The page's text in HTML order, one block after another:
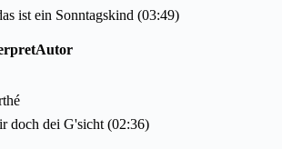
ist ein Sonntagskind (03:49)
Autor
doch dei G'sicht (02:36)